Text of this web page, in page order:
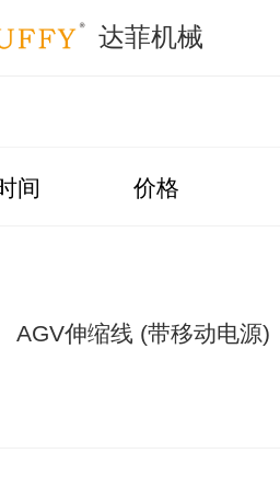
达菲机械
间 价格
AGV伸缩线 (带移动电源)